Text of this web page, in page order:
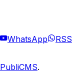
WhatsApp RSS
PubliCMS.